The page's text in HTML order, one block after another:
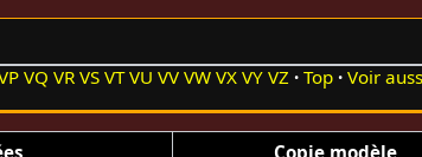
VQ VR VS VT VU VV VW VX VY VZ Top Voir